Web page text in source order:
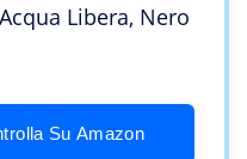
Libera, Nero
Su Amazon